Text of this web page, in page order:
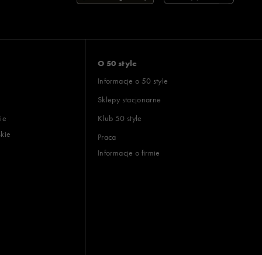
O 50 style
Informacje o 50 style
Sklepy stacjonarne
Klub 50 style
Praca
Informacje o firmie